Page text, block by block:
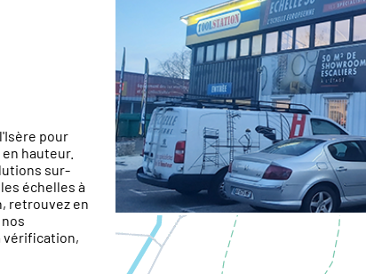
pour
hauteur.
sur-
échelles à
retrouvez en
vérification,